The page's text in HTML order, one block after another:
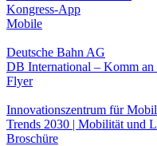
Kongress-App
Mobile
Deutsche Bahn AG
DB International – Komm an
Flyer
Innovationszentrum für
Trends 2030 | Mobilität und
Broschüre